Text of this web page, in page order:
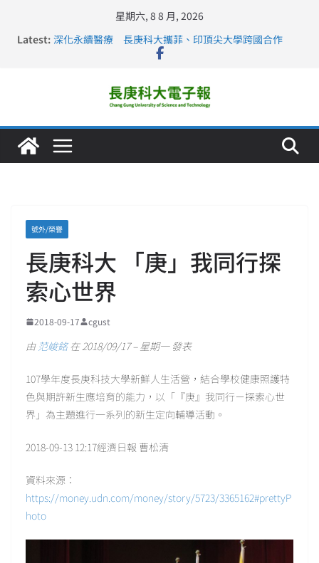
星期六, 8 8 月, 2026
Latest: 深化永續醫療 長庚科大攜菲、印頂尖大學跨國合作
長庚科大訪凱瑟醫療集團、美容學校收穫豐
仁德醫專與長庚科大締結策略聯盟 培育護理尖兵
長庚科大連四年穩居《遠見》醫學大學第5名 辦學實力再
號外/榮譽
長庚科大 「庚」我同行探
索心世界
2018-09-17 cgust
由 范峻銘在 2018/09/17 – 星期一 發表
107學年度長庚科技大學新鮮人生活營，結合學校健康照護特
色與期許新生應培育的能力，以「『庚』我同行－探索心世
界」為主題進行一系列的新生定向輔導活動。
2018-09-13 12:17經濟日報 曹松清
資料來源：
https://money.udn.com/money/story/5723/3365162#prettyP
hoto